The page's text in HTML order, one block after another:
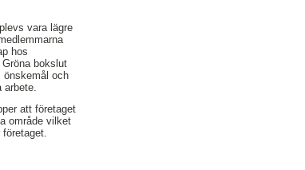
vara lägre
hos
bokslut
önskemål och
att företaget
område vilket